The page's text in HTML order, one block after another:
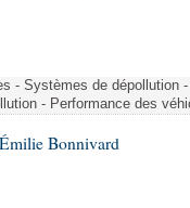
- Systèmes de dépollution
- Performance des
Bonnivard